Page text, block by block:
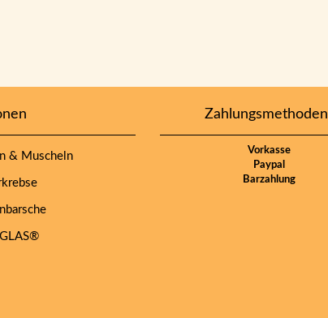
& Muscheln
Zahlungsmethoden
Vorkasse
Paypal
Barzahlung